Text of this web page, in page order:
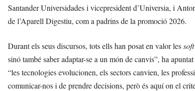
Santander Universidades i vicepresident d’Universia, i
de l’Aparell Digestiu, com a padrins de la promoció 2026.
Durant els seus discursos, tots ells han posat en valor les
sinó també saber adaptar-se a un món de canvis”, ha
“les tecnologies evolucionen, els sectors canvien, les
comunicar-nos i de prendre decisions, però és aquí on el